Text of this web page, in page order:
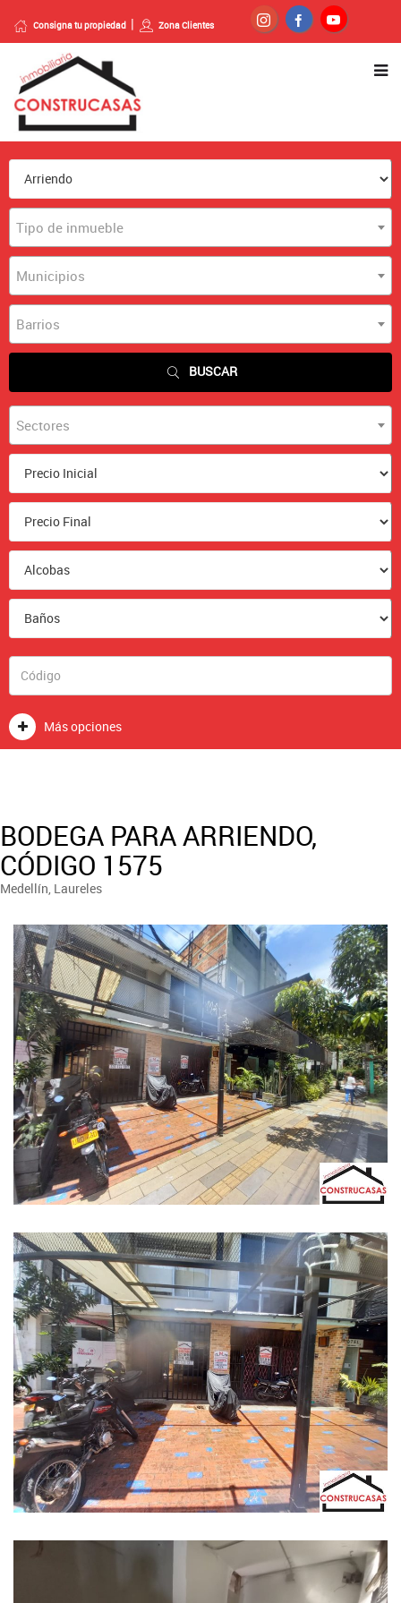
Consigna tu propiedad Zona Clientes
Tipo de inmueble
Municipios
Barrios
BUSCAR
Sectores
Más opciones
BODEGA PARA ARRIENDO,
CÓDIGO 1575
Medellín, Laureles